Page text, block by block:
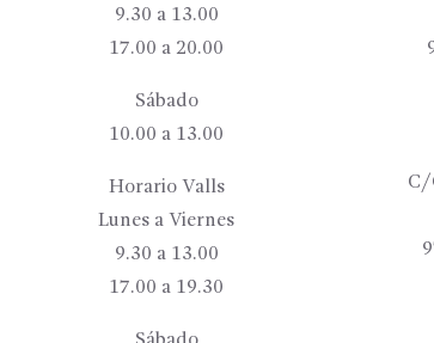
9.30 a 13.00
17.00 a 20.00
Sábado
10.00 a 13.00
Horario Valls
Lunes a Viernes
9.30 a 13.00
17.00 a 19.30
C/